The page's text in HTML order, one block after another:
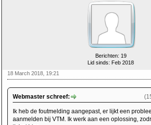
Berichten: 19
Lid sinds: Feb 2018
18 March 2018, 19:21
Webmaster schreef:
Ik heb de foutmelding aangepast, er lijkt een
aanmelden bij VTM. Ik werk aan een oplossing,